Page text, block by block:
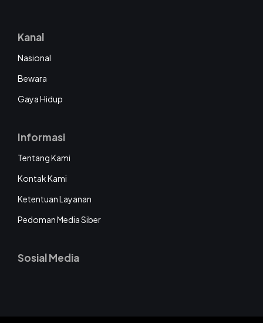
Kanal
Nasional
Bewara
Gaya Hidup
Informasi
Tentang Kami
Kontak Kami
Ketentuan Layanan
Pedoman Media Siber
Sosial Media